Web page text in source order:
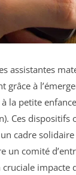
assistantes
grâce à
la petite
Ces
cadre
un comité
impacte